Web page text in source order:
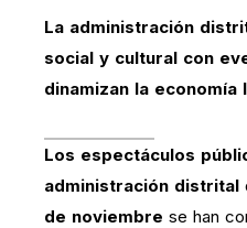
La administración
social y cultural con
dinamizan la economía
Los espectáculos
administración distrital
de noviembre se han